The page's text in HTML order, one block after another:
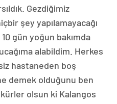
Gezdiğimiz
şey yapılamayacağı
gün yoğun bakımda
alabildim. Herkes
hastaneden boş
demek olduğunu ben
olsun ki Kalangos